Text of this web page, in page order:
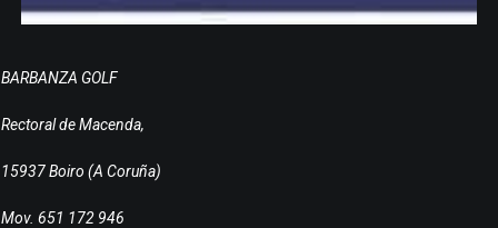
BARBANZA GOLF
Rectoral de Macenda,
15937 Boiro (A Coruña)
Mov. 651 172 946